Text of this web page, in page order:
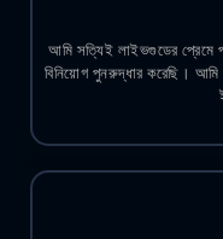
আমি সত্যিই লাইভগুডের প্রেমে
বিনিয়োগ পুনরুদ্ধার করেছি।